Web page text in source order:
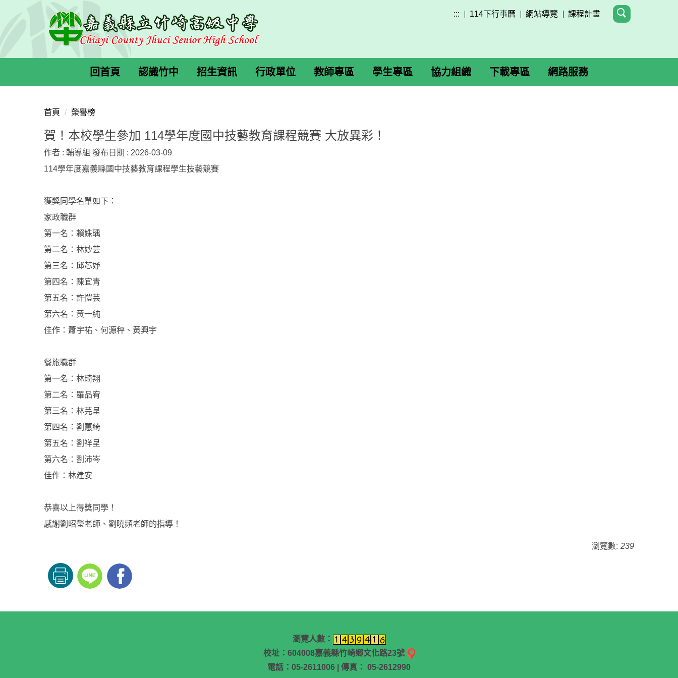
內
::: 114下行事曆 網站導覽 課程計畫
回首頁 認識竹中 招生資訊 行政單位 教師專區 學生專區 協力組織 下載專區 網路服務
首頁 榮譽榜
賀！本校學生參加 114學年度國中技藝教育課程競賽 大放異彩！
作者 : 輔導組 發布日期 : 2026-03-09
114學年度嘉義縣國中技藝教育課程學生技藝競賽
獲獎同學名單如下：
家政職群
第一名：賴姝瑀
第二名：林妙芸
第三名：邱芯妤
第四名：陳宜青
第五名：許愷芸
第六名：黃一純
佳作：蕭宇祐、何源秤、黃興宇
餐旅職群
第一名：林琦翔
第二名：羅品宥
第三名：林芫呈
第四名：劉蕙綺
第五名：劉祥呈
第六名：劉沛岑
佳作：林建安
恭喜以上得獎同學！
感謝劉昭瑩老師、劉曉頻老師的指導！
瀏覽數: 239
瀏覽人數：
校址：604008嘉義縣竹崎鄉文化路23號
電話：05-2611006 | 傳真： 05-2612990